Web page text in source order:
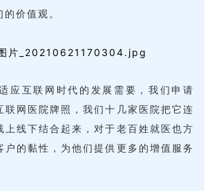
价值观。
应互联网时代的发展需要，我们申请
联网医院牌照，我们十几家医院把它连
上线下结合起来，对于老百姓就医也方
户的黏性，为他们提供更多的增值服务